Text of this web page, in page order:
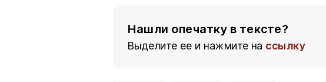
Нашли опечатку в тексте?
Выделите ее и нажмите на ссылку